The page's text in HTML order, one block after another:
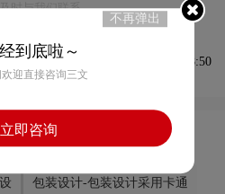
时与我们联系
将第一时间安排删除。
发布于2021-05-18 11:38:50
包装设计-包装设计采用卡通
不再弹出
到底啦～
迎直接咨询三文
立即咨询